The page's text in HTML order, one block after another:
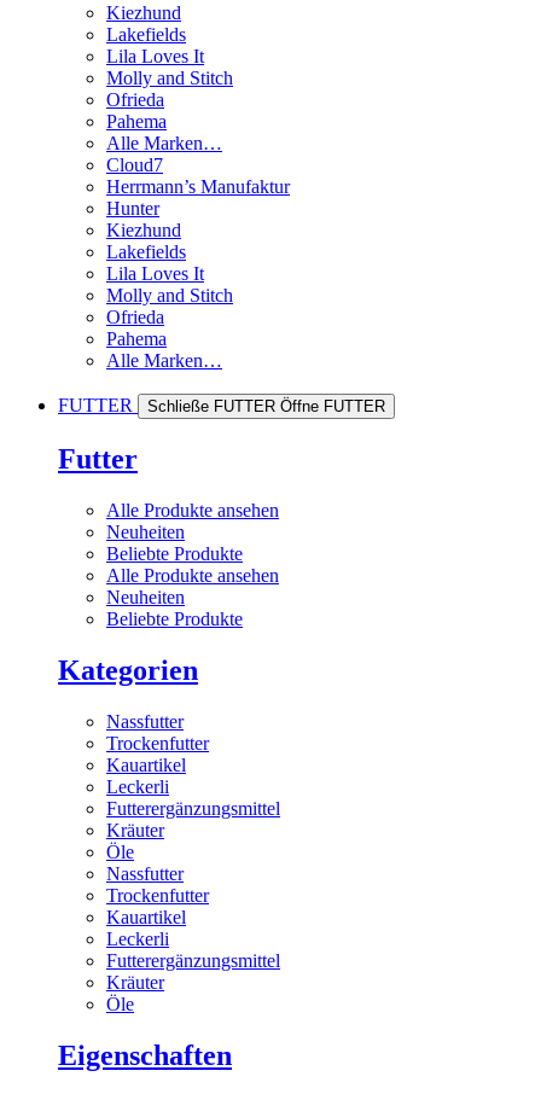
Kiezhund
Lakefields
Lila Loves It
Molly and Stitch
Ofrieda
Pahema
Alle Marken…
Cloud7
Herrmann’s Manufaktur
Hunter
Kiezhund
Lakefields
Lila Loves It
Molly and Stitch
Ofrieda
Pahema
Alle Marken…
FUTTER Schließe FUTTER Öffne FUTTER
Futter
Alle Produkte ansehen
Neuheiten
Beliebte Produkte
Alle Produkte ansehen
Neuheiten
Beliebte Produkte
Kategorien
Nassfutter
Trockenfutter
Kauartikel
Leckerli
Futterergänzungsmittel
Kräuter
Öle
Nassfutter
Trockenfutter
Kauartikel
Leckerli
Futterergänzungsmittel
Kräuter
Öle
Eigenschaften